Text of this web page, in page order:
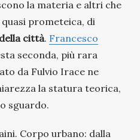
la materia e altri che
prometeica, di
città. Francesco
seconda, più rara
da Fulvio Irace ne
la statura teorica,
sguardo.
Corpo urbano: dalla